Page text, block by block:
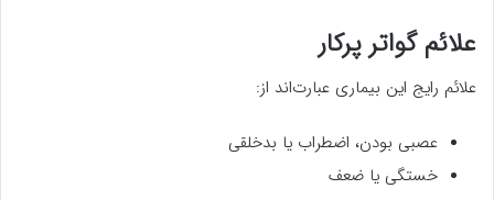
علائم گواتر پرکار
علائم رایج این بیماری عبارت‌اند از:
عصبی بودن، اضطراب یا بدخلقی
خستگی یا ضعف